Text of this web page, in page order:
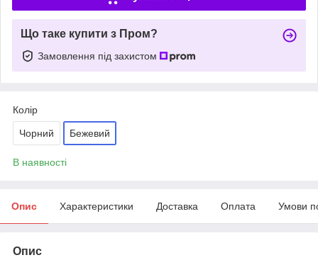
Що таке купити з Пром?
Замовлення під захистом
Колір
Чорний Бежевий
В наявності
Опис Характеристики Доставка Оплата Умови
Опис